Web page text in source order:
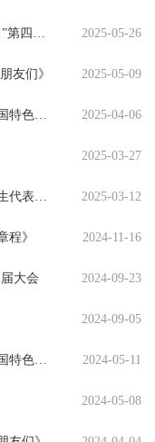
我院举办“强化责任担当，激发团队活力”第四届学生骨干培训 2025-05-26
友们》 2025-05-09
我院学生会组织学习《习近平新时代中国特色社会主义思想专题摘编》 2025-04-06
2025-03-27
我院学生会深入学习枣庄学院第八次学生代表大会精神 2025-03-12
程》 2024-11-16
大会 2024-09-23
2024-09-05
我院学生会组织学习《习近平新时代中国特色社会主义思想专题摘编》 2024-05-11
2024-05-08